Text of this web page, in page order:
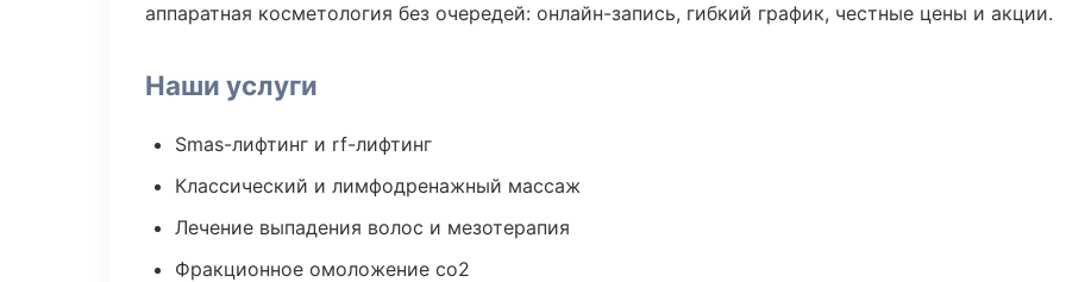
аппаратная косметология без очередей: онлайн-запись, гибкий график, честные цены и акции.
Наши услуги
Smas-лифтинг и rf-лифтинг
Классический и лимфодренажный массаж
Лечение выпадения волос и мезотерапия
Фракционное омоложение co2